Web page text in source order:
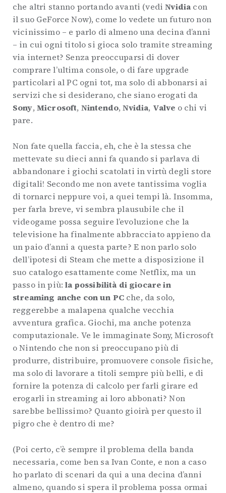
che altri stanno portando avanti (vediNvidia con
il suo GeForce Now), come lo vedete un futuro non
vicinissimo – e parlo di almeno una decina d’anni
– in cui ogni titolo si gioca solo tramite streaming
via internet? Senza preoccuparsi di dover
comprare l’ultima console, o di fare upgrade
particolari al PC ogni tot, ma solo di abbonarsi ai
servizi che si desiderano, che siano erogati da
Sony, Microsoft, Nintendo,Nvidia, Valve o chi vi
pare.
Non fate quella faccia, eh, che è la stessa che
mettevate su dieci anni fa quando si parlava di
abbandonare i giochi scatolati in virtù degli store
digitali! Secondo me non avete tantissima voglia
di tornarci neppure voi, a quei tempi là. Insomma,
per farla breve, vi sembra plausubile che il
videogame possa seguire l’evoluzione che la
televisione ha finalmente abbracciato appieno da
un paio d’anni a questa parte? E non parlo solo
dell’ipotesi di Steam che mette a disposizione il
suo catalogo esattamente come Netflix, ma un
passo in più:la possibilità di giocare in
streaming anche con un PC che, da solo,
reggerebbe a malapena qualche vecchia
avventura grafica. Giochi, ma anche potenza
computazionale. Ve le immaginate Sony, Microsoft
o Nintendo che non si preoccupano più di
produrre, distribuire, promuovere console fisiche,
ma solo di lavorare a titoli sempre più belli, e di
fornire la potenza di calcolo per farli girare ed
erogarli in streaming ai loro abbonati? Non
sarebbe bellissimo? Quanto gioirà per questo il
pigro che è dentro di me?
(Poi certo, c’è sempre il problema della banda
necessaria, come ben sa Ivan Conte, e non a caso
ho parlato di scenari da qui a una decina d’anni
almeno, quando si spera il problema possa ormai